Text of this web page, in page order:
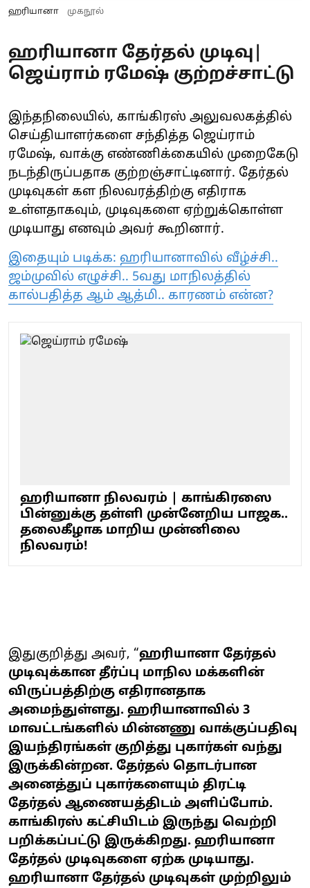
ஹரியானா முகநூல்
ஹரியானா தேர்தல் முடிவு|
ஜெய்ராம் ரமேஷ் குற்றச்சாட்டு
இந்தநிலையில், காங்கிரஸ் அலுவலகத்தில்
செய்தியாளர்களை சந்தித்த ஜெய்ராம்
ரமேஷ், வாக்கு எண்ணிக்கையில் முறைகேடு
நடந்திருப்பதாக குற்றஞ்சாட்டினார். தேர்தல்
முடிவுகள் கள நிலவரத்திற்கு எதிராக
உள்ளதாகவும், முடிவுகளை ஏற்றுக்கொள்ள
முடியாது எனவும் அவர் கூறினார்.
இதையும் படிக்க: ஹரியானாவில் வீழ்ச்சி..
ஜம்முவில் எழுச்சி.. 5வது மாநிலத்தில்
கால்பதித்த ஆம் ஆத்மி.. காரணம் என்ன?
ஹரியானா நிலவரம் | காங்கிரஸை
பின்னுக்கு தள்ளி முன்னேறிய பாஜக..
தலைகீழாக மாறிய முன்னிலை
நிலவரம்!
இதுகுறித்து அவர், “ஹரியானா தேர்தல்
முடிவுக்கான தீர்ப்பு மாநில மக்களின்
விருப்பத்திற்கு எதிரானதாக
அமைந்துள்ளது. ஹரியானாவில் 3
மாவட்டங்களில் மின்னணு வாக்குப்பதிவு
இயந்திரங்கள் குறித்து புகார்கள் வந்து
இருக்கின்றன. தேர்தல் தொடர்பான
அனைத்துப் புகார்களையும் திரட்டி
தேர்தல் ஆணையத்திடம் அளிப்போம்.
காங்கிரஸ் கட்சியிடம் இருந்து வெற்றி
பறிக்கப்பட்டு இருக்கிறது. ஹரியானா
தேர்தல் முடிவுகளை ஏற்க முடியாது.
ஹரியானா தேர்தல் முடிவுகள் முற்றிலும்